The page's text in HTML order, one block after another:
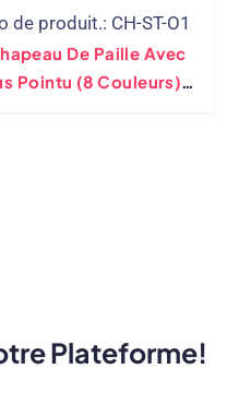
de produit.: CH-ST-O1
De Paille Avec
Pointu (8 Couleurs)
Plateforme!